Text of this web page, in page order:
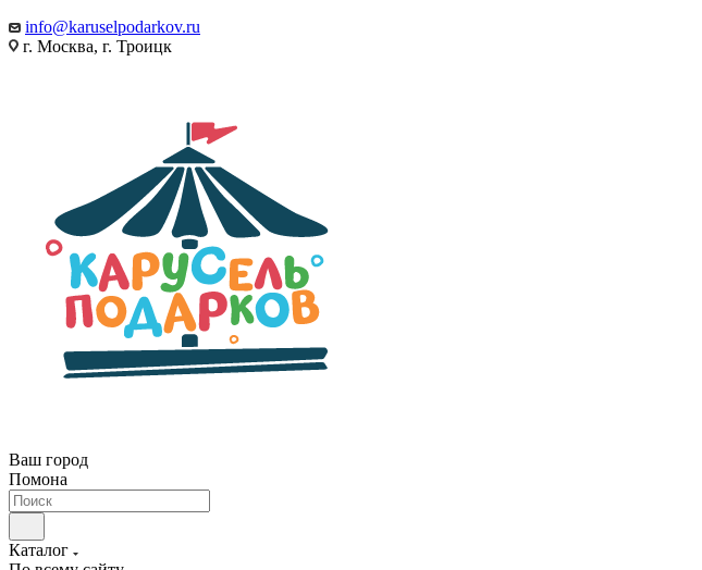
info@karuselpodarkov.ru
г. Москва, г. Троицк
Ваш город
Помона
Каталог